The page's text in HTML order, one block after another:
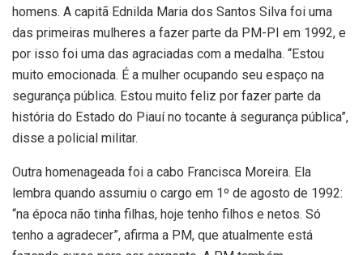
homens. A capitã Ednilda Maria dos Santos Silva foi uma
das primeiras mulheres a fazer parte da PM-PI em 1992, e
por isso foi uma das agraciadas com a medalha. “Estou
muito emocionada. É a mulher ocupando seu espaço na
segurança pública. Estou muito feliz por fazer parte da
história do Estado do Piauí no tocante à segurança pública”,
disse a policial militar.
Outra homenageada foi a cabo Francisca Moreira. Ela
lembra quando assumiu o cargo em 1º de agosto de 1992:
“na época não tinha filhas, hoje tenho filhos e netos. Só
tenho a agradecer”, afirma a PM, que atualmente está